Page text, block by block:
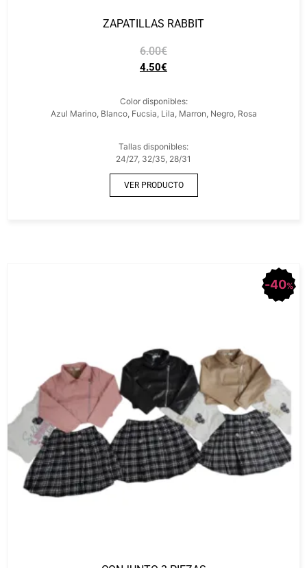
ZAPATILLAS RABBIT
6.00€
4.50€
Color disponibles:
Azul Marino, Blanco, Fucsia, Lila, Marron, Negro, Rosa
Tallas disponibles:
24/27, 32/35, 28/31
VER PRODUCTO
40%